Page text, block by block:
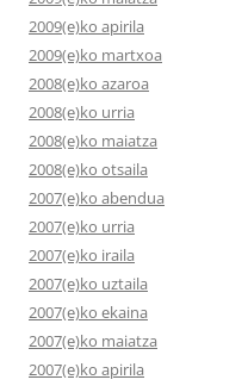
2009(e)ko apirila
2009(e)ko martxoa
2008(e)ko azaroa
2008(e)ko urria
2008(e)ko maiatza
2008(e)ko otsaila
2007(e)ko abendua
2007(e)ko urria
2007(e)ko iraila
2007(e)ko uztaila
2007(e)ko ekaina
2007(e)ko maiatza
2007(e)ko apirila